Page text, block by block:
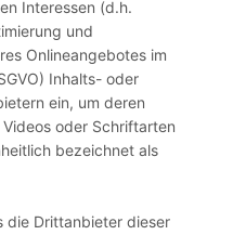
Interessen (d.h.
und
Onlineangebotes im
Inhalts- oder
ein, um deren
oder Schriftarten
bezeichnet als
die Drittanbieter dieser